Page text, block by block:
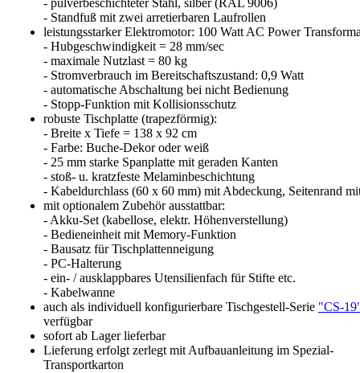
- pulverbeschichteter Stahl, silber (RAL 9006)
- Standfuß mit zwei arretierbaren Laufrollen
leistungsstarker Elektromotor: 100 Watt AC Power
- Hubgeschwindigkeit = 28 mm/sec
- maximale Nutzlast = 80 kg
- Stromverbrauch im Bereitschaftszustand: 0,9 Watt
- automatische Abschaltung bei nicht Bedienung
- Stopp-Funktion mit Kollisionsschutz
robuste Tischplatte (trapezförmig):
- Breite x Tiefe = 138 x 92 cm
- Farbe: Buche-Dekor oder weiß
- 25 mm starke Spanplatte mit geraden Kanten
- stoß- u. kratzfeste Melaminbeschichtung
- Kabeldurchlass (60 x 60 mm) mit Abdeckung, Seitenrand
mit optionalem Zubehör ausstattbar:
- Akku-Set (kabellose, elektr. Höhenverstellung)
- Bedieneinheit mit Memory-Funktion
- Bausatz für Tischplattenneigung
- PC-Halterung
- ein- / ausklappbares Utensilienfach für Stifte etc.
- Kabelwanne
auch als individuell konfigurierbare Tischgestell-Serie "CS-
verfügbar
sofort ab Lager lieferbar
Lieferung erfolgt zerlegt mit Aufbauanleitung im Spezial-
Transportkarton